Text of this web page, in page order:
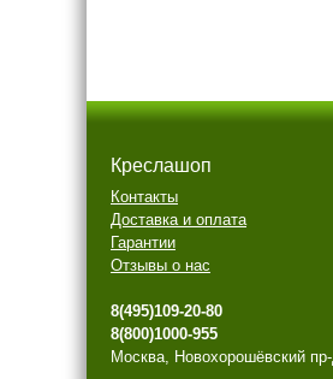
Креслашоп
Контакты
Доставка и оплата
Гарантии
Отзывы о нас
8(495)109-20-80
8(800)1000-955
Москва, Новохорошёвский